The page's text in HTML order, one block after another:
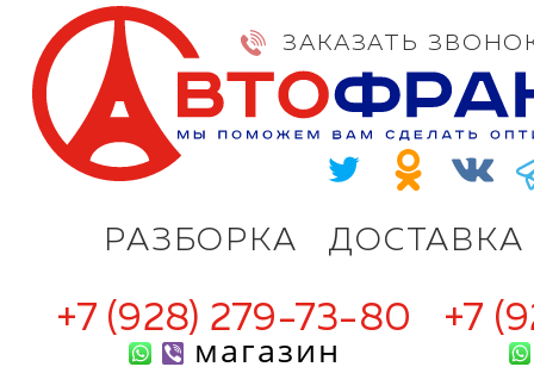
РАЗБОРКА ДОСТАВКА
ЗАКАЗАТЬ
+7 (928) 279-73-80
магазин
+7